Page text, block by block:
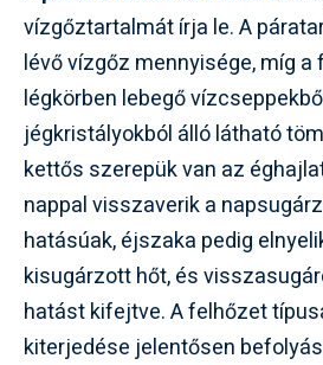
vízgőztartalmát írja le. A
lévő vízgőz mennyisége, míg a
légkörben lebegő
jégkristályokból álló látható
kettős szerepük van az
nappal visszaverik a
hatásúak, éjszaka pedig
kisugárzott hőt, és
hatást kifejtve. A felhőzet
kiterjedése jelentősen